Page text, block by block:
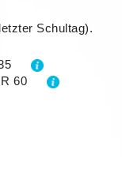
Schultag).
60